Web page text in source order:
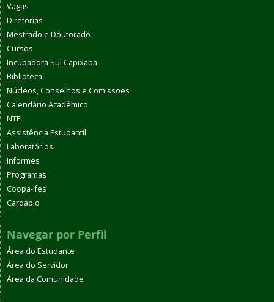
Vagas
Diretorias
Mestrado e Doutorado
Cursos
Incubadora Sul Capixaba
Biblioteca
Núcleos, Conselhos e Comissões
Calendário Acadêmico
NTE
Assistência Estudantil
Laboratórios
Informes
Programas
Coopa-Ifes
Cardápio
Navegar por Perfil
Área do Estudante
Área do Servidor
Área da Comunidade